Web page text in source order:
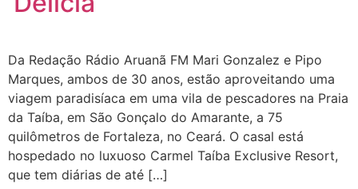
Da Redação Rádio Aruanã FM Mari Gonzalez e Pipo
Marques, ambos de 30 anos, estão aproveitando uma
viagem paradisíaca em uma vila de pescadores na Praia
da Taíba, em São Gonçalo do Amarante, a 75
quilômetros de Fortaleza, no Ceará. O casal está
hospedado no luxuoso Carmel Taíba Exclusive Resort,
que tem diárias de até […]